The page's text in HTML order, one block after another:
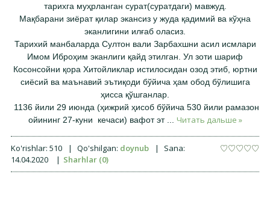
тарихга муҳрланган сурат(суратдаги) мавжуд.
Мақбарани зиёрат қилар экансиз у жуда қадимий ва кўҳна
эканлигини илғаб оласиз.
Тарихий манбаларда Султон вали Зарбахшни асил исмлари
Имом Иброҳим эканлиги қайд этилган. Ул зоти шариф
Косонсойни қора Хитойликлар истилосидан озод этиб, юртни
сиёсий ва маънавий эътиқоди бўйича ҳам обод бўлишига
ҳисса қўшганлар.
1136 йили 29 июнда (ҳижрий ҳисоб бўйича 530 йили рамазон
ойининг 27-куни кечаси) вафот эт
Читать дальше »
Ko'rishlar: 510 | Qo'shilgan: doynub |
Sana:
14.04.2020
| Sharhlar (0)